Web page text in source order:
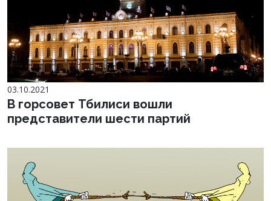
03.10.2021
В горсовет Тбилиси вошли
представители шести партий